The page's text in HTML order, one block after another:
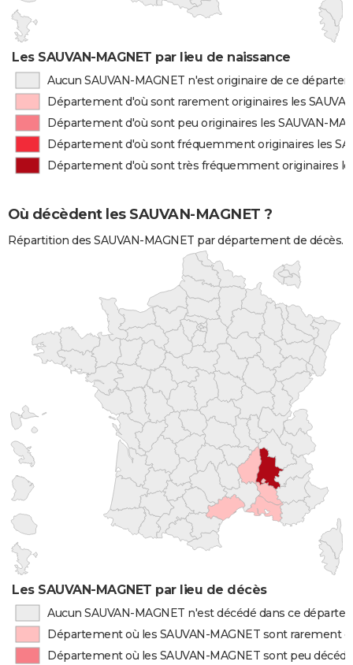
Les SAUVAN-MAGNET par lieu de naissance
Aucun SAUVAN-MAGNET n'est originaire de ce
Département d'où sont rarement originaires les
Département d'où sont peu originaires les SAUVAN-
Département d'où sont fréquemment originaires les
Département d'où sont très fréquemment originaires
Où décèdent les SAUVAN-MAGNET ?
Répartition des SAUVAN-MAGNET par département de décès.
Les SAUVAN-MAGNET par lieu de décès
Aucun SAUVAN-MAGNET n'est décédé dans ce
Département où les SAUVAN-MAGNET sont rarement
Département où les SAUVAN-MAGNET sont peu